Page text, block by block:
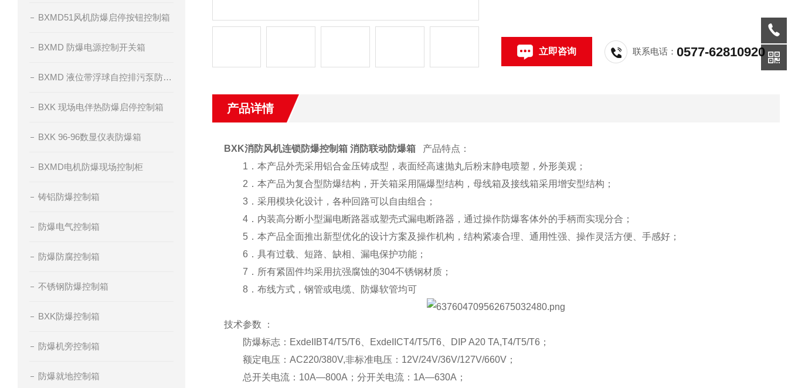
BXMD51风机防爆启停按钮控制箱
BXMD 防爆电源控制开关箱
BXMD 液位带浮球自控排污泵防爆控制箱
BXK 现场电伴热防爆启停控制箱
BXK 96-96数显仪表防爆箱
BXMD电机防爆现场控制柜
铸铝防爆控制箱
防爆电气控制箱
防爆防腐控制箱
不锈钢防爆控制箱
BXK防爆控制箱
防爆机旁控制箱
防爆就地控制箱
立即咨询 联系电话：0577-62810920
产品详情
BXK消防风机连锁防爆控制箱 消防联动防爆箱产品特点：
1．本产品外壳采用铝合金压铸成型，表面经高速抛丸后粉末静电喷塑，外形美观；
2．本产品为复合型防爆结构，开关箱采用隔爆型结构，母线箱及接线箱采用增安型结构；
3．采用模块化设计，各种回路可以自由组合；
4．内装高分断小型漏电断路器或塑壳式漏电断路器，通过操作防爆客体外的手柄而实现分合；
5．本产品全面推出新型优化的设计方案及操作机构，结构紧凑合理、通用性强、操作灵活方便、手感好；
6．具有过载、短路、缺相、漏电保护功能；
7．所有紧固件均采用抗强腐蚀的304不锈钢材质；
8．布线方式，钢管或电缆、防爆软管均可
技术参数 ：
防爆标志：ExdeIIBT4/T5/T6、ExdeIICT4/T5/T6、DIP A20 TA,T4/T5/T6；
额定电压：AC220/380V,非标准电压：12V/24V/36V/127V/660V；
总开关电流：10A—800A；分开关电流：1A—630A；